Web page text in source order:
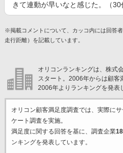
きて連動が早いなと感じた。（30
※掲載コメントについて、カッコ内には回答
走行距離）を記載しています。
オリコンランキングは、株式
スタート。2006年からは顧客
2006年よりランキングを発表
オリコン顧客満足度調査では、実際に
ケート調査を実施。
満足度に関する回答を基に、調査企業18
ンキングを発表しています。